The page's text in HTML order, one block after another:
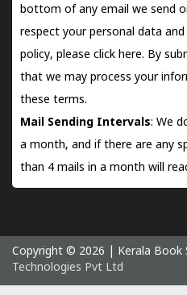
bottom of any email we send
respect your personal data
policy, please click here. By
that we may process your
these terms.
Mail Sending Intervals: We
a month, and if there are any
than 4 mails in a month will
Copyright © 2026 | Kerala
Technologies Pvt Ltd